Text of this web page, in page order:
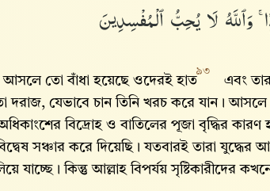
وَٱللَّهُ لَا يُحِبُّ ٱلْمُفْسِدِينَ
আসলে তো বাঁধা হয়েছে ওদেরই হাত
৯৩
এবং
দরাজ, যেভাবে চান তিনি খরচ করে যান।
বিদ্রোহ ও বাতিলের পূজা বৃদ্ধির কারণ
সঞ্চার করে দিয়েছি। যতবারই তারা
যাচ্ছে। কিন্তু আল্লাহ বিপর্যয় সৃষ্টিকারীদের